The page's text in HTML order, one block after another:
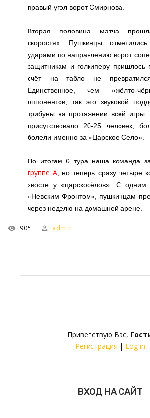
Приветствую Вас,
Регистрация | Log in
ВХОД НА САЙТ
правый угол ворот Смирнова.
Вторая половина матча
скоростях. Пушкинцы
ударами по направлению ворот
защитникам и голкиперу пришлось
счёт на табло не
Единственное, чем «жёлто-
оппонентов, так это звуковой
трибуны на протяжении всей игры.
присутствовало 20-25 человек,
болели именно за «Царское Село».
По итогам 6 тура наша команда
группе А , но теперь сразу четыре
хвосте у «царскосёлов». С
«Невским Фронтом», пушкинцам
через неделю на домашней арене.
905 admin